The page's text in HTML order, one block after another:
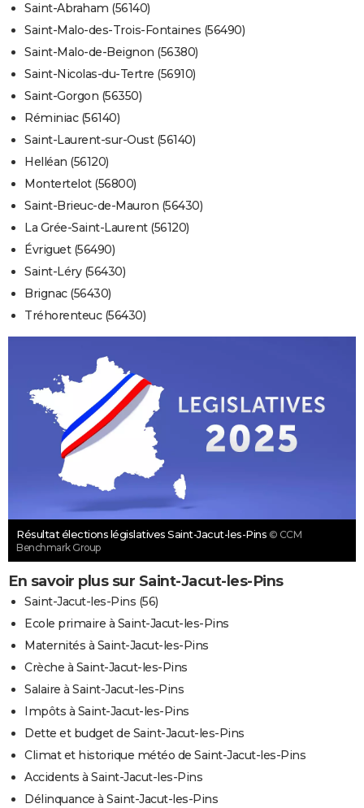
Saint-Abraham (56140)
Saint-Malo-des-Trois-Fontaines (56490)
Saint-Malo-de-Beignon (56380)
Saint-Nicolas-du-Tertre (56910)
Saint-Gorgon (56350)
Réminiac (56140)
Saint-Laurent-sur-Oust (56140)
Helléan (56120)
Montertelot (56800)
Saint-Brieuc-de-Mauron (56430)
La Grée-Saint-Laurent (56120)
Évriguet (56490)
Saint-Léry (56430)
Brignac (56430)
Tréhorenteuc (56430)
Résultat élections législatives Saint-Jacut-les-Pins © CCM
Benchmark Group
En savoir plus sur Saint-Jacut-les-Pins
Saint-Jacut-les-Pins (56)
Ecole primaire à Saint-Jacut-les-Pins
Maternités à Saint-Jacut-les-Pins
Crèche à Saint-Jacut-les-Pins
Salaire à Saint-Jacut-les-Pins
Impôts à Saint-Jacut-les-Pins
Dette et budget de Saint-Jacut-les-Pins
Climat et historique météo de Saint-Jacut-les-Pins
Accidents à Saint-Jacut-les-Pins
Délinquance à Saint-Jacut-les-Pins